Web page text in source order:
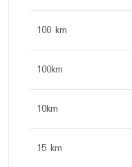
100 km
100km
10km
15 km